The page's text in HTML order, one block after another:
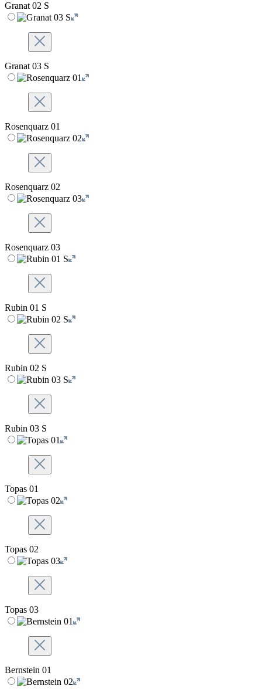
Granat 02 S
Granat 03 S
Rosenquarz 01
Rosenquarz 02
Rosenquarz 03
Rubin 01 S
Rubin 02 S
Rubin 03 S
Topas 01
Topas 02
Topas 03
Bernstein 01